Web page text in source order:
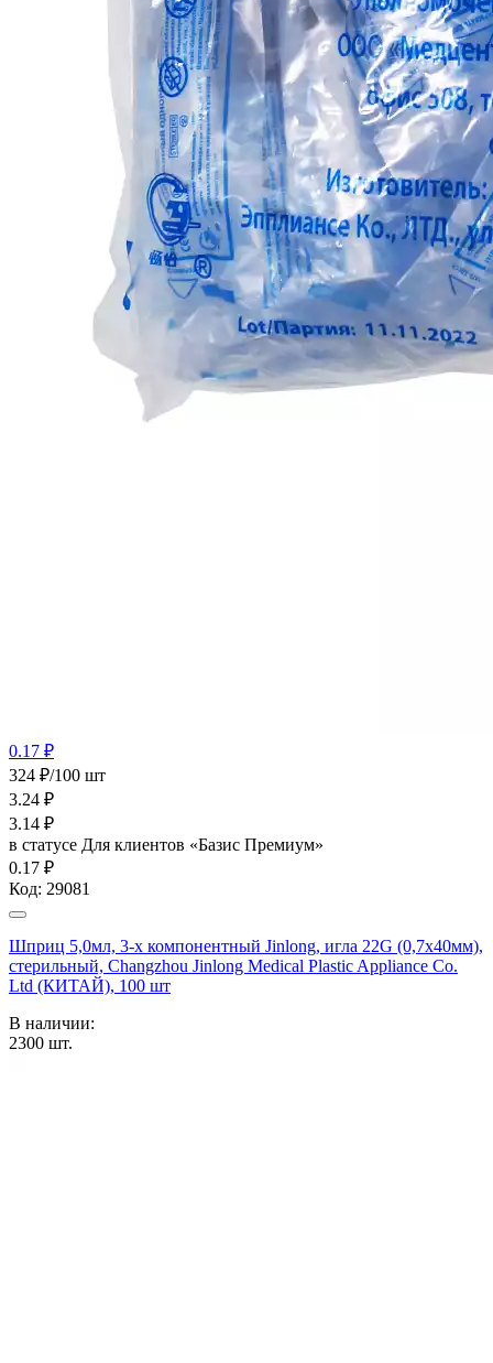
0.17 ₽
324 ₽/100 шт
3.24 ₽
3.14 ₽
в статусе Для клиентов «Базис Премиум»
0.17 ₽
Код: 29081
Шприц 5,0мл, 3-х компонентный Jinlong, игла 22G (0,7х40мм),
стерильный, Changzhou Jinlong Medical Plastic Appliance Co.
Ltd (КИТАЙ), 100 шт
В наличии:
2300 шт.